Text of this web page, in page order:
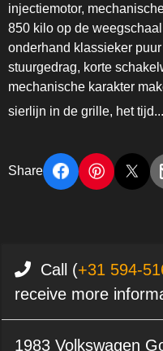
injectiemotor,
850 kilo op de
onderhand klassieker
stuurgedrag, korte
mechanische karakter
sierlijn in de grille, het tijd...
Share
Call (+31 594-
receive more
1983 Volkswagen